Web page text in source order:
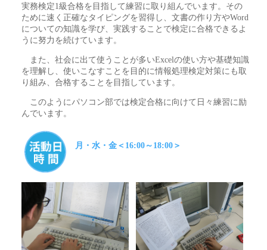
実務検定1級合格を目指して練習に取り組んでいます。その
ために速く正確なタイピングを習得し、文書の作り方やWord
についての知識を学び、実践することで検定に合格できるよ
うに努力を続けています。
また、社会に出て使うことが多いExcelの使い方や基礎知識
を理解し、使いこなすことを目的に情報処理検定対策にも取
り組み、合格することを目指しています。
このようにパソコン部では検定合格に向けて日々練習に励
んでいます。
月・水・金＜16:00～18:00＞